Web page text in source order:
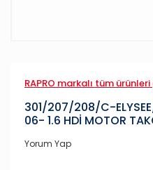
RAPRO markalı tüm
301/207/208/C-
06- 1.6 HDİ MOTOR
Yorum Yap